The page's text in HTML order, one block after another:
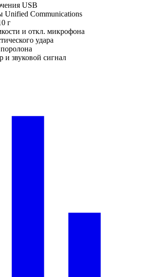
USB
Unified Communications
г
и откл. микрофона
удара
и звуковой сигнал